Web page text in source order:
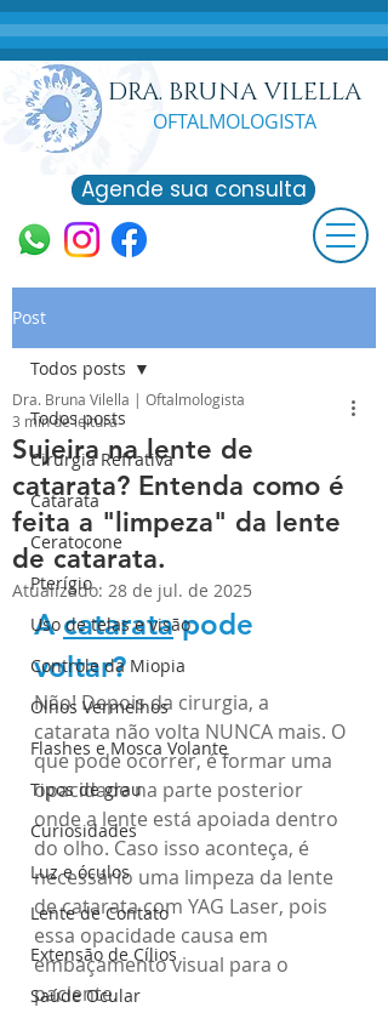
Agende sua consulta
DRA. BRUNA VILELLA
OFTALMOLOGISTA
Post
Todos posts
Cirurgia Refrativa
Catarata
Ceratocone
Pterígio
Uso de telas e visão
Controle da Miopia
Olhos Vermelhos
Flashes e Mosca Volante
Tipos de grau
Curiosidades
Luz e óculos
Lente de Contato
Extensão de Cílios
Saúde Ocular
Todos posts
Sujeira na lente de
catarata? Entenda como é
feita a "limpeza" da lente
de catarata.
Dra. Bruna Vilella | Oftalmologista
3 min de leitura
Atualizado: 28 de jul. de 2025
A catarata pode
voltar?
​Não! Depois da cirurgia, a
catarata não volta NUNCA mais. O
que pode ocorrer, é formar uma
opacidade na parte posterior
onde a lente está apoiada dentro
do olho. Caso isso aconteça, é
necessário uma limpeza da lente
de catarata com YAG Laser, pois
essa opacidade causa em
embaçamento visual para o
paciente.